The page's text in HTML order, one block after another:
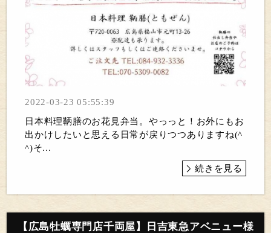
2022-03-23 05:55:39
日本料理鞆膳のお花見弁当。やっっと！お外にもお
出かけしたいと思える日常が戻りつつありますね(^
^)そ...
続きを見る
【広島牡蠣専門店千両屋】日吉東急アベニュー様